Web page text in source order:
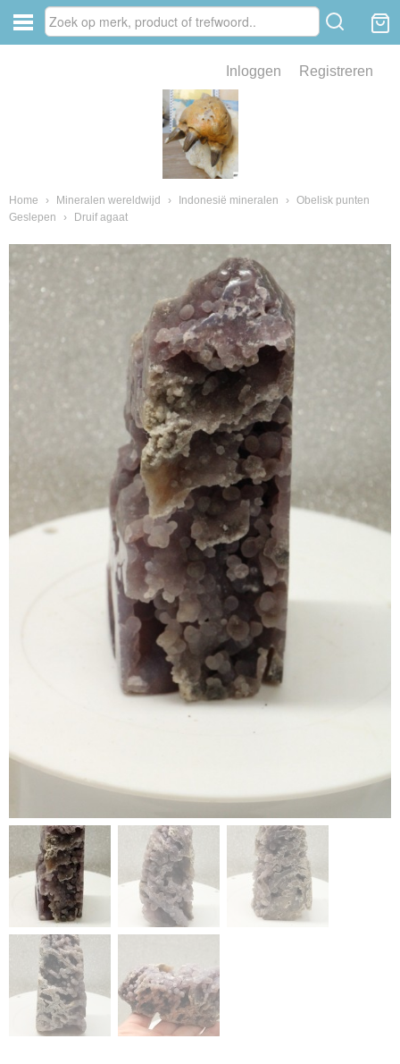
Inloggen Registreren
Home › Mineralen wereldwijd › Indonesië mineralen › Obelisk punten
Geslepen
› Druif agaat
van fossielen en mineralen